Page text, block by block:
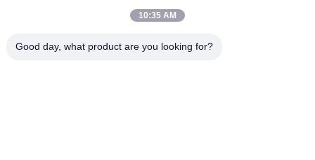
Le débit d'air est supérieur ou égal à la valeur de l'air émis par
10:35 AM
Good day, what product are you looking for?